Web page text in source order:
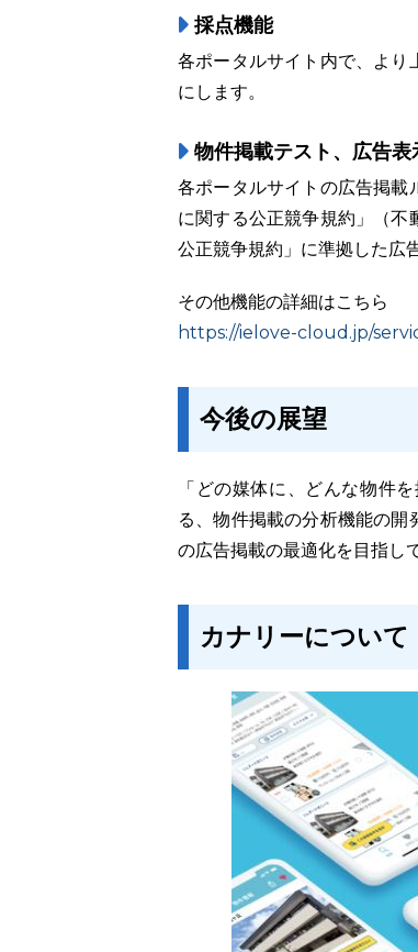
採点機能
各ポータルサイト内で、より
にします。
物件掲載テスト、広告
各ポータルサイトの広告掲載
に関する公正競争規約」（不
公正競争規約」に準拠した広
その他機能の詳細はこちら
https://ielove-cloud.jp/
今後の展望
「どの媒体に、どんな物件
る、物件掲載の分析機能の
の広告掲載の最適化を目指し
カナリーについて